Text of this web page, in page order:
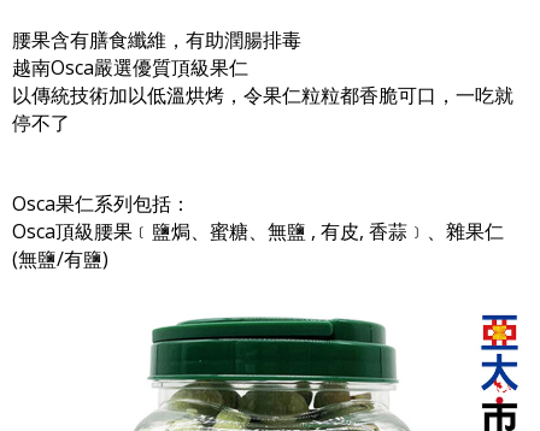
腰果含有膳食纖維，有助潤腸排毒
越南Osca嚴選優質頂級果仁
以傳統技術加以低溫烘烤，令果仁粒粒都香脆可口，一吃就
停不了
Osca果仁系列包括：
Osca頂級腰果﹝鹽焗、蜜糖、無鹽 , 有皮, 香蒜﹞、雜果仁
(無鹽/有鹽)